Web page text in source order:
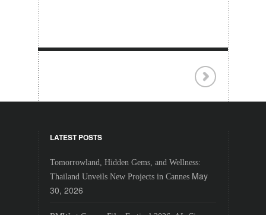
LATEST POSTS
Tomorrowland, Hidden Gems, and Wellness:
Thailand Unveils New Projects in Cannes May
30, 2026